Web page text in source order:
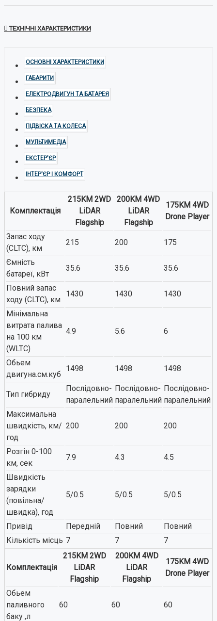
ТЕХНІЧНІ ХАРАКТЕРИСТИКИ
ОСНОВНІ ХАРАКТЕРИСТИКИ
ГАБАРИТИ
ЕЛЕКТРОДВИГУН ТА БАТАРЕЯ
БЕЗПЕКА
ПІДВІСКА ТА КОЛЕСА
МУЛЬТИМЕДІА
ЕКСТЕР'ЄР
ІНТЕР'ЄР І КОМФОРТ
Комплектація
215KM 2WD
LiDAR
Flagship
200KM 4WD
LiDAR
Flagship
175KM 4WD
Drone Player
Запас ходу
(CLTC), км
215 200 175
Ємність
батареї, кВт
35.6 35.6 35.6
Повний запас
ходу (CLTC), км
1430 1430 1430
Мінімальна
витрата палива
на 100 км
(WLTC)
4.9 5.6 6
Обьем
двигуна.см.куб
1498 1498 1498
Тип гибриду
Послідовно-
паралельний
Послідовно-
паралельний
Послідовно-
паралельний
Максимальна
швидкість, км/
год
200 200 200
Розгін 0-100
км, сек
7.9 4.3 4.5
Швидкість
зарядки
(повільна/
швидка), год
5/0.5 5/0.5 5/0.5
Привід Передній Повний
Повний
Кількість місць 7 7 7
Комплектація
215KM 2WD
LiDAR
Flagship
200KM 4WD
LiDAR
Flagship
175KM 4WD
Drone Player
Обьем
паливного
баку ,л
60 60 60